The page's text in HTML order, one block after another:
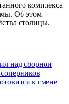
комплекса
Об этом
столицы.
над сборной
к смене